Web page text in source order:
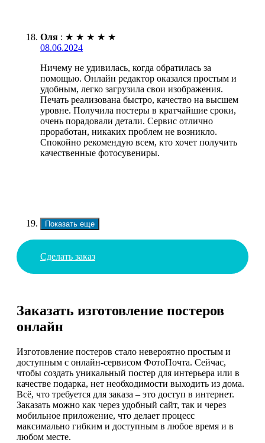
Оля : ★ ★ ★ ★ ★
08.06.2024
Ничему не удивилась, когда обратилась за
помощью. Онлайн редактор оказался простым и
удобным, легко загрузила свои изображения.
Печать реализована быстро, качество на высшем
уровне. Получила постеры в кратчайшие сроки,
очень порадовали детали. Сервис отлично
проработан, никаких проблем не возникло.
Спокойно рекомендую всем, кто хочет получить
качественные фотосувениры.
Показать еще
Сделать заказ
Заказать изготовление постеров
онлайн
Изготовление постеров стало невероятно простым и
доступным с онлайн-сервисом ФотоПочта. Сейчас,
чтобы создать уникальный постер для интерьера или в
качестве подарка, нет необходимости выходить из дома.
Всё, что требуется для заказа – это доступ в интернет.
Заказать можно как через удобный сайт, так и через
мобильное приложение, что делает процесс
максимально гибким и доступным в любое время и в
любом месте.